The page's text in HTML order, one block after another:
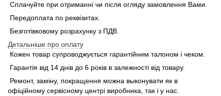
Сплачуйте при отриманні чи після огляду замовлення Вами.
Передоплата по реквізитах.
Безготівковому розрахунку з ПДВ.
Детальніше про оплату
Кожен товар супроводжується гарантійним талоном і чеком.
Гарантія від 14 днів до 6 років в залежності від товару.
Ремонт, заміну, покращення можна выконувати як в
офіційному сервісному центрі виробника, так і у нас.